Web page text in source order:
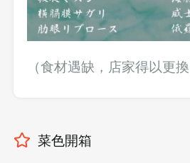
（食材遇缺，店家得以更
菜色開箱